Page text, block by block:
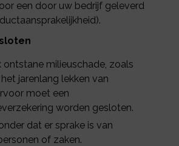
een door uw bedrijf geleverd
ontstane milieuschade, zoals
jarenlang lekken van
moet een
worden gesloten.
dat er sprake is van
of zaken.